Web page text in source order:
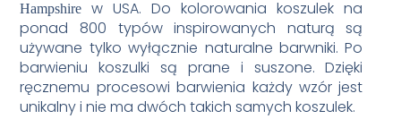
Hampshire
w USA. Do kolorowania koszulek na
ponad 800 typów inspirowanych naturą są
używane tylko wyłącznie naturalne barwniki. Po
barwieniu koszulki są prane i suszone. Dzięki
ręcznemu procesowi barwienia każdy wzór jest
unikalny i nie ma dwóch takich samych koszulek.